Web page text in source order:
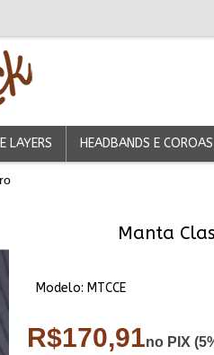
LAYERS HEADBANDS E COROAS
Manta
Modelo: MTCCE
R$170,91no PIX